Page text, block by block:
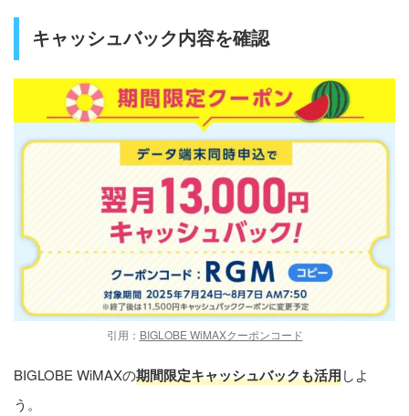
キャッシュバック内容を確認
引用： BIGLOBE WiMAXクーポンコード
BIGLOBE WiMAXの期間限定キャッシュバックも活用しよ
う。